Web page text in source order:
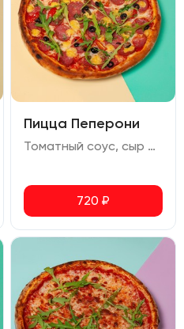
Пицца Пеперони
Томатный соус, сыр моцарелла, салями, халапеньо, помидоры черри, маслины, сыр чеддер, руккола, орегано
720 ₽